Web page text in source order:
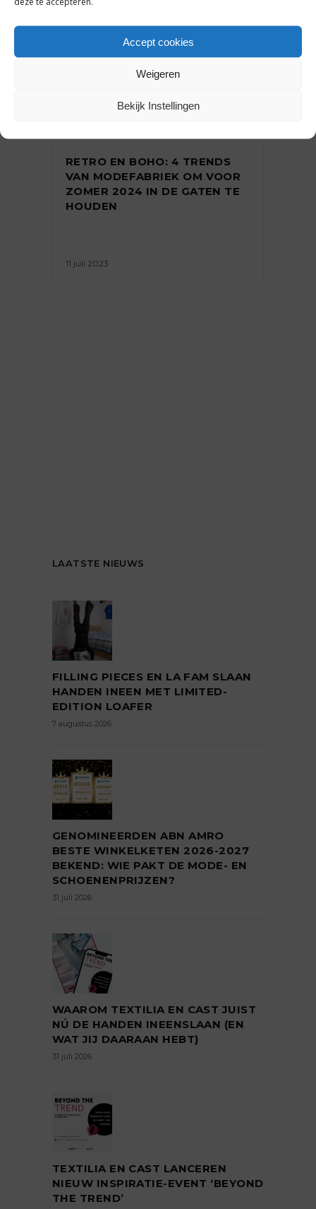
Accept cookies
Weigeren
Bekijk Instellingen
RETRO EN BOHO: 4 TRENDS
VAN MODEFABRIEK OM VOOR
ZOMER 2024 IN DE GATEN TE
HOUDEN
11 juli 2023
LAATSTE NIEUWS
FILLING PIECES EN LA FAM SLAAN
HANDEN INEEN MET LIMITED-
EDITION LOAFER
7 augustus 2026
GENOMINEERDEN ABN AMRO
BESTE WINKELKETEN 2026-2027
BEKEND: WIE PAKT DE MODE- EN
SCHOENENPRIJZEN?
31 juli 2026
WAAROM TEXTILIA EN CAST JUIST
NÚ DE HANDEN INEENSLAAN (EN
WAT JIJ DAARAAN HEBT)
31 juli 2026
TEXTILIA EN CAST LANCEREN
NIEUW INSPIRATIE-EVENT ‘BEYOND
THE TREND’